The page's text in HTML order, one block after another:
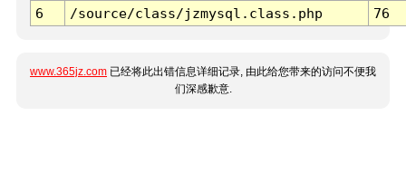
6
/source/class/jzmysql.class.php 76
www.365jz.com 已经将此出错信息详细记录, 由此给您带来的访问不便我
们深感歉意.